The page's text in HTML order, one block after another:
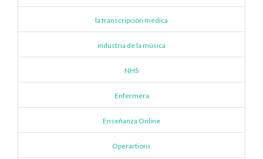
la transcripción médica
industria de la música
NHS
Enfermera
Enseñanza Online
Operartions